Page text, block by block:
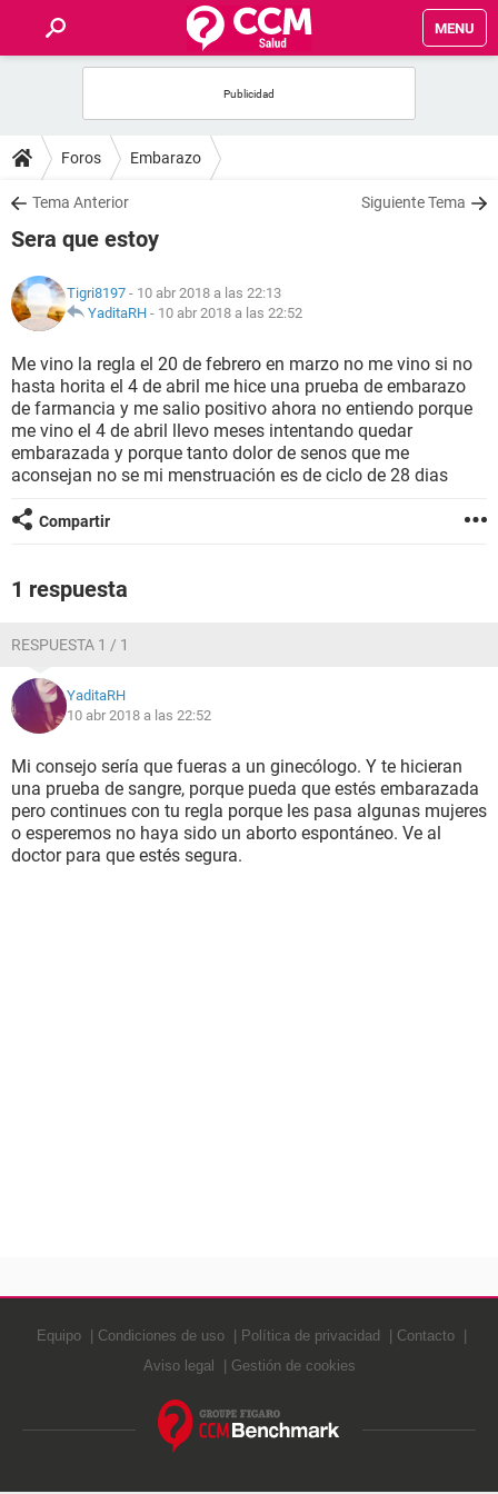
MENU
FOROS
SALUD
FAMILIA
NUTRICIÓN
BIENESTAR
SEXUALIDAD
GLOSARIO
Foros Embarazo
Tema Anterior Siguiente Tema
Sera que estoy
Tigri8197 - 10 abr 2018 a las 22:13
YaditaRH - 10 abr 2018 a las 22:52
Me vino la regla el 20 de febrero en marzo no me vino si no
hasta horita el 4 de abril me hice una prueba de embarazo
de farmancia y me salio positivo ahora no entiendo porque
me vino el 4 de abril llevo meses intentando quedar
embarazada y porque tanto dolor de senos que me
aconsejan no se mi menstruación es de ciclo de 28 dias
Compartir
1 respuesta
RESPUESTA 1 / 1
YaditaRH
10 abr 2018 a las 22:52
Mi consejo sería que fueras a un ginecólogo. Y te hicieran
una prueba de sangre, porque pueda que estés embarazada
pero continues con tu regla porque les pasa algunas mujeres
o esperemos no haya sido un aborto espontáneo. Ve al
doctor para que estés segura.
Equipo Condiciones de uso Política de privacidad
Contacto
Aviso legal
Gestión de cookies